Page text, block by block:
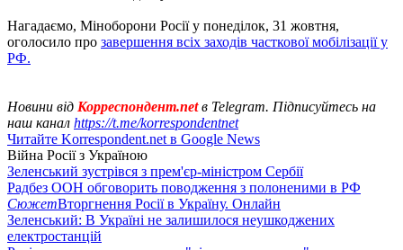
Нагадаємо, Міноборони Росії у понеділок, 31 жовтня,
оголосило про завершення всіх заходів часткової мобілізації у
РФ.
Новини від Корреспондент.netв Telegram. Підписуйтесь на
наш канал https://t.me/korrespondentnet
Читайте Korrespondent.net в Google News
Війна Росії з Україною
Зеленський зустрівся з прем'єр-міністром Сербії
Радбез ООН обговорить поводження з полоненими в РФ
СюжетВторгнення Росії в Україну. Онлайн
Зеленський: В Україні не залишилося неушкоджених
електростанцій